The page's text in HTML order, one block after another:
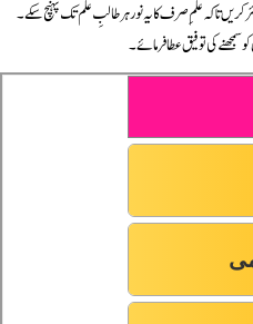
تاکہ علمِ صرف کا یہ نور ہر طالبِ علم تک پہنچ سکے۔
کی توفیق عطا فرمائے۔